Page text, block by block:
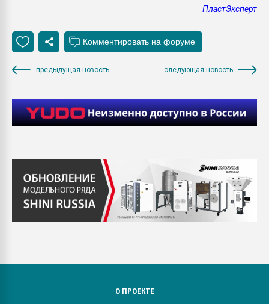
ПластЭксперт
предыдущая новость следующая новость
О ПРОЕКТЕ